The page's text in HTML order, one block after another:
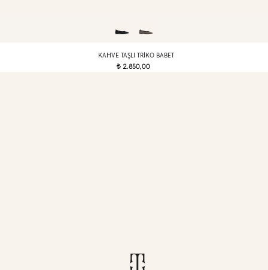
KAHVE TAŞLI TRIKO BABET
t 2.850,00